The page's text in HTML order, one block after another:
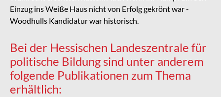
Einzug ins Weiße Haus nicht von Erfolg gekrönt war -
Woodhulls Kandidatur war historisch.
Bei der Hessischen Landeszentrale für
politische Bildung sind unter anderem
folgende Publikationen zum Thema
erhältlich: